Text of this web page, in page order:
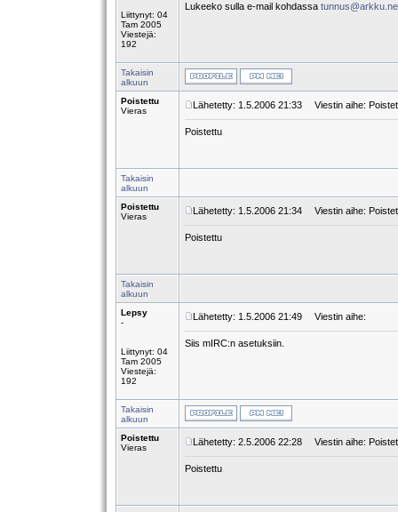
Liittynyt: 04
Tam 2005
Viestejä:
192
Lukeeko sulla e-mail kohdassa
Takaisin
alkuun
Poistettu
Vieras
Lähetetty: 1.5.2006 21:33 Viestin aihe:
Poistettu
Takaisin
alkuun
Poistettu
Vieras
Lähetetty: 1.5.2006 21:34 Viestin aihe:
Poistettu
Takaisin
alkuun
Lepsy
-
Liittynyt: 04
Tam 2005
Viestejä:
192
Lähetetty: 1.5.2006 21:49 Viestin aihe:
Siis mIRC:n asetuksiin.
Takaisin
alkuun
Poistettu
Vieras
Lähetetty: 2.5.2006 22:28 Viestin aihe:
Poistettu